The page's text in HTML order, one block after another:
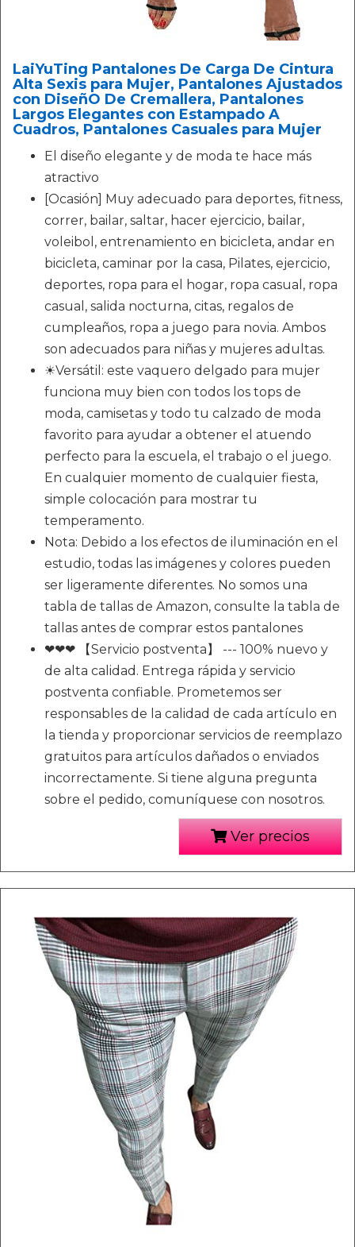
LaiYuTing Pantalones De Carga De Cintura
Alta Sexis para Mujer, Pantalones Ajustados
con DiseñO De Cremallera, Pantalones
Largos Elegantes con Estampado A
Cuadros, Pantalones Casuales para Mujer
El diseño elegante y de moda te hace más
atractivo
[Ocasión] Muy adecuado para deportes, fitness,
correr, bailar, saltar, hacer ejercicio, bailar,
voleibol, entrenamiento en bicicleta, andar en
bicicleta, caminar por la casa, Pilates, ejercicio,
deportes, ropa para el hogar, ropa casual, ropa
casual, salida nocturna, citas, regalos de
cumpleaños, ropa a juego para novia. Ambos
son adecuados para niñas y mujeres adultas.
☀Versátil: este vaquero delgado para mujer
funciona muy bien con todos los tops de
moda, camisetas y todo tu calzado de moda
favorito para ayudar a obtener el atuendo
perfecto para la escuela, el trabajo o el juego.
En cualquier momento de cualquier fiesta,
simple colocación para mostrar tu
temperamento.
Nota: Debido a los efectos de iluminación en el
estudio, todas las imágenes y colores pueden
ser ligeramente diferentes. No somos una
tabla de tallas de Amazon, consulte la tabla de
tallas antes de comprar estos pantalones
❤❤❤ 【Servicio postventa】 --- 100% nuevo y
de alta calidad. Entrega rápida y servicio
postventa confiable. Prometemos ser
responsables de la calidad de cada artículo en
la tienda y proporcionar servicios de reemplazo
gratuitos para artículos dañados o enviados
incorrectamente. Si tiene alguna pregunta
sobre el pedido, comuníquese con nosotros.
Ver precios